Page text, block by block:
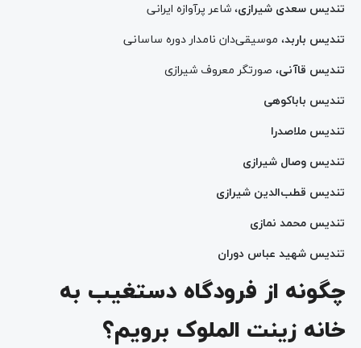
تندیس سعدی شیرازی، شاعر پرآوازه ایرانی
تندیس باربد، موسیقی‌دان نامدار دوره ساسانی
تندیس قاآنی، صورتگر معروف شیرازی
تندیس باباکوهی
تندیس ملاصدرا
تندیس وصال شیرازی
تندیس قطب‌الدین شیرازی
تندیس محمد نمازی
تندیس شهید عباس دوران
چگونه از فرودگاه دستغیب به
خانه زینت الملوک برویم؟